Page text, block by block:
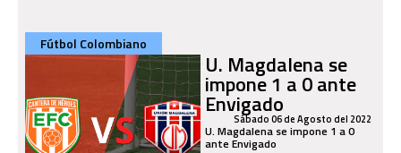
Fútbol Colombiano
U. Magdalena se
impone 1 a 0 ante
Envigado
Sábado 06 de Agosto del 2022
U. Magdalena se impone 1 a 0
ante Envigado